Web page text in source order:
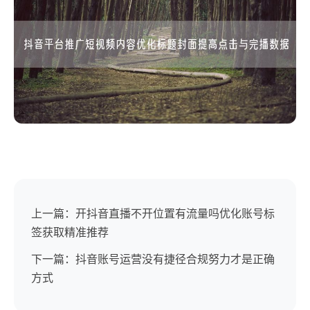
上一篇：开抖音直播不开位置有流量吗优化账号标
签获取精准推荐
下一篇：抖音账号运营没有捷径合规努力才是正确
方式